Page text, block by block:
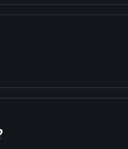
işverenler